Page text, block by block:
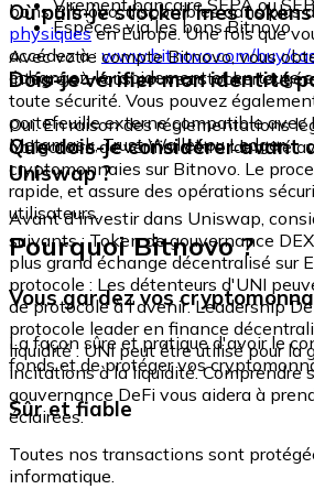
Virement bancaire SEPA ou
Espèces via les bons Bitnovo
bons Bitnovo, disponibles dans plus
physiquesen Europe. Une fois que
accédez à : www.bitnovo.com/buy/
échangez-le rapidement et en toute
Où puis-je stocker mes tokens
Avec votre compte Bitnovo, vous
intégré où vous pouvez stocker et
toute sécurité. Vous pouvez
portefeuille externe compatible avec
Metamask, Trust Wallet ou Ledger.
Dois-je vérifier mon identité
Oui. En raison des réglementations
obligatoire de vérifier votre identité
cryptomonnaies sur Bitnovo. Le
rapide, et assure des opérations
utilisateurs.
Que dois-je considérer avant
Uniswap ?
Avant d'investir dans Uniswap,
suivants : Token de gouvernance
plus grand échange décentralisé sur
protocole : Les détenteurs d'UNI
de protocole à l'avenir. Leadership
protocole leader en finance
liquidité : UNI peut être utilisé pour la
incitations à la liquidité. Comprendre
gouvernance DeFi vous aidera à
éclairées.
Pourquoi Bitnovo ?
Vous gardez vos
La façon sûre et pratique d'avoir le
fonds et de protéger vos
Sûr et fiable
Toutes nos transactions sont
informatique.